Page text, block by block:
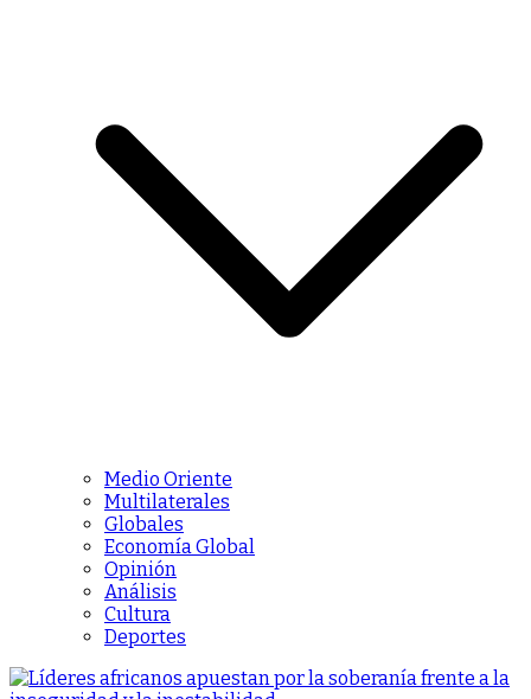
Medio Oriente
Multilaterales
Globales
Economía Global
Opinión
Análisis
Cultura
Deportes